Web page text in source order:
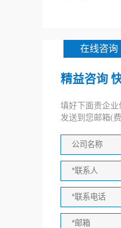
在线咨询
精益咨询
填好下面贵企业
发送到您邮箱(